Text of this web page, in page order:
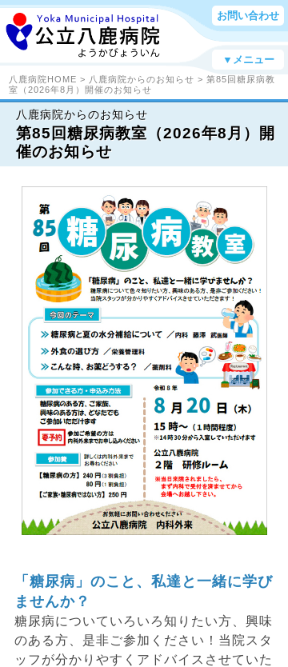
お問い合わせ
▼メニュー
八鹿病院HOME > 八鹿病院からのお知らせ > 第85回糖尿病教
室（2026年8月）開催のお知らせ
八鹿病院からのお知らせ
第85回糖尿病教室（2026年8月）開
催のお知らせ
「糖尿病」のこと、私達と一緒に学び
ませんか？
糖尿病についていろいろ知りたい方、興味
のある方、是非ご参加ください！当院スタ
ッフが分かりやすくアドバイスさせていた